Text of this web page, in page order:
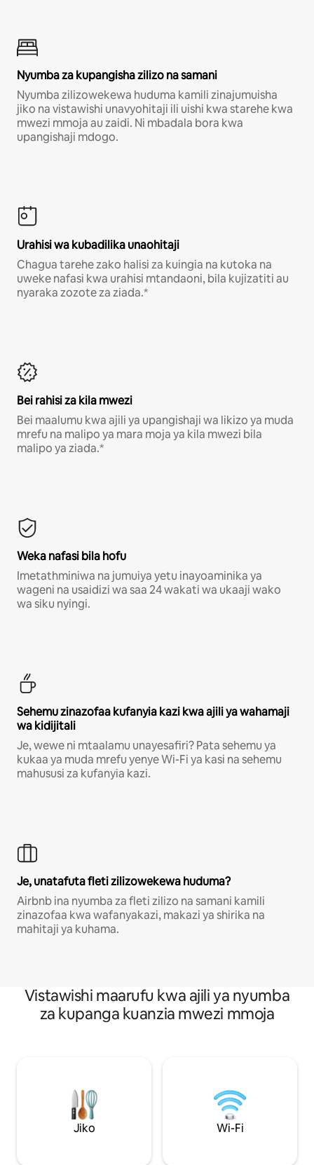
Nyumba za kupangisha zilizo na samani
Nyumba zilizowekewa huduma kamili zinajumuisha
jiko na vistawishi unavyohitaji ili uishi kwa starehe kwa
mwezi mmoja au zaidi. Ni mbadala bora kwa
upangishaji mdogo.
Urahisi wa kubadilika unaohitaji
Chagua tarehe zako halisi za kuingia na kutoka na
uweke nafasi kwa urahisi mtandaoni, bila kujizatiti au
nyaraka zozote za ziada.*
Bei rahisi za kila mwezi
Bei maalumu kwa ajili ya upangishaji wa likizo ya muda
mrefu na malipo ya mara moja ya kila mwezi bila
malipo ya ziada.*
Weka nafasi bila hofu
Imetathminiwa na jumuiya yetu inayoaminika ya
wageni na usaidizi wa saa 24 wakati wa ukaaji wako
wa siku nyingi.
Sehemu zinazofaa kufanyia kazi kwa ajili ya wahamaji
wa kidijitali
Je, wewe ni mtaalamu unayesafiri? Pata sehemu ya
kukaa ya muda mrefu yenye Wi-Fi ya kasi na sehemu
mahususi za kufanyia kazi.
Je, unatafuta fleti zilizowekewa huduma?
Airbnb ina nyumba za fleti zilizo na samani kamili
zinazofaa kwa wafanyakazi, makazi ya shirika na
mahitaji ya kuhama.
Vistawishi maarufu kwa ajili ya nyumba
za kupanga kuanzia mwezi mmoja
Jiko Wi-Fi